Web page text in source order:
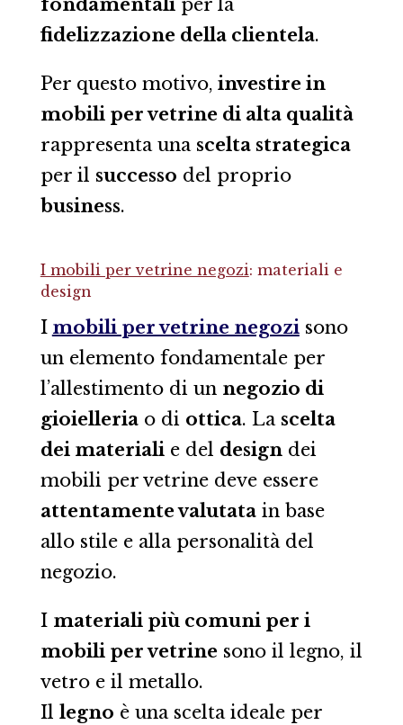
fondamentaliper la
fidelizzazione della clientela.
Per questo motivo, investire in
mobili per vetrine di alta qualità
rappresenta una scelta strategica
per il successo del proprio
business.
I mobili per vetrine negozi: materiali e
design
I mobili per vetrine negozisono
un elemento fondamentale per
l’allestimento di un negozio di
gioielleriao di ottica. La scelta
dei materialie del designdei
mobili per vetrine deve essere
attentamente valutatain base
allo stile e alla personalità del
negozio.
I materiali più comuni per i
mobili per vetrinesono il legno, il
vetro e il metallo.
Il legno è una scelta ideale per